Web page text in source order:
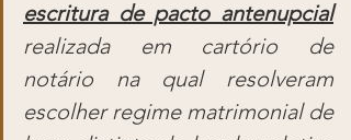
escritura de pacto antenupcial
realizada em cartório de
notário na qual resolveram
escolher regime matrimonial de